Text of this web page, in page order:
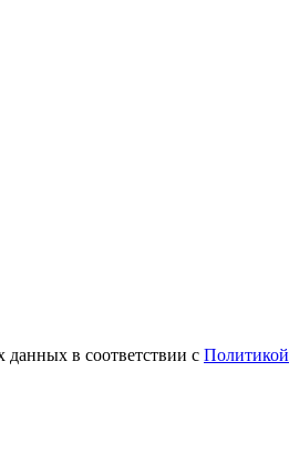
в соответствии с Политикой